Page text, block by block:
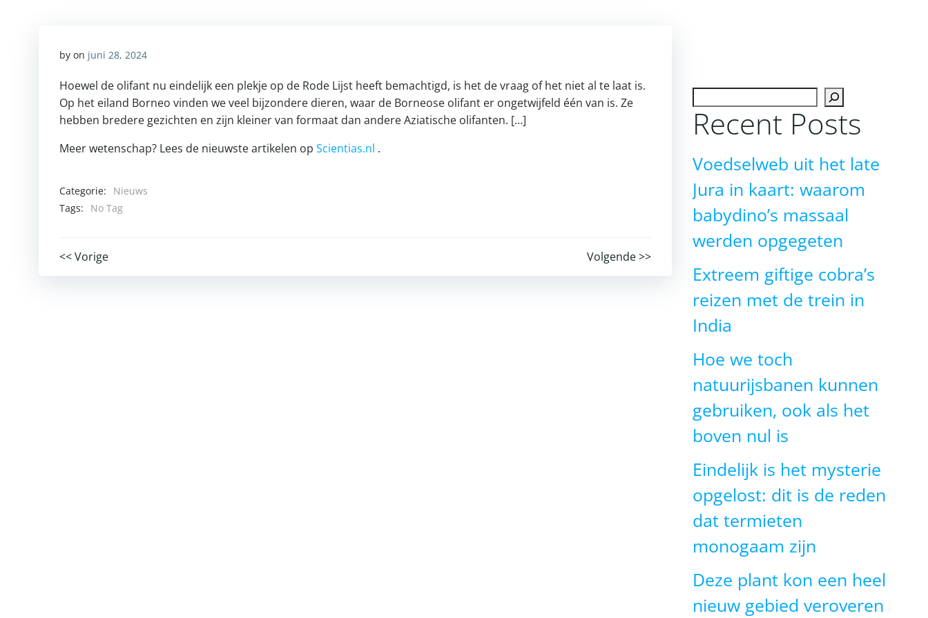
by on juni 28, 2024
Hoewel de olifant nu eindelijk een plekje op de Rode Lijst heeft bemachtigd, is het de vraag of het niet al te laat is.
Op het eiland Borneo vinden we veel bijzondere dieren, waar de Borneose olifant er ongetwijfeld één van is. Ze
hebben bredere gezichten en zijn kleiner van formaat dan andere Aziatische olifanten. […]
Meer wetenschap? Lees de nieuwste artikelen op Scientias.nl .
Categorie:
Nieuws
Tags:
No Tag
Post
<< Vorige Volgende >>
Recent Posts
Voedselweb uit het late
Jura in kaart: waarom
babydino’s massaal
werden opgegeten
Extreem giftige cobra’s
reizen met de trein in
India
Hoe we toch
natuurijsbanen kunnen
gebruiken, ook als het
boven nul is
Eindelijk is het mysterie
opgelost: dit is de reden
dat termieten
monogaam zijn
Deze plant kon een heel
nieuw gebied veroveren